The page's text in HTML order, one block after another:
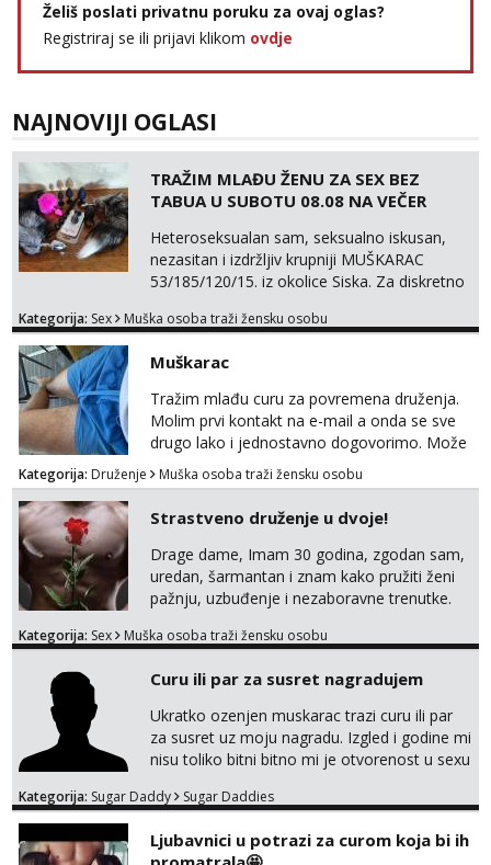
Želiš poslati privatnu poruku za ovaj oglas?
Registriraj se ili prijavi klikom ovdje
NAJNOVIJI OGLASI
TRAŽIM MLAĐU ŽENU ZA SEX BEZ
TABUA U SUBOTU 08.08 NA VEČER
Heteroseksualan sam, seksualno iskusan,
nezasitan i izdržljiv krupniji MUŠKARAC
53/185/120/15. iz okolice Siska. Za diskretno
VEČER u ZAGREBU tražim MLAĐU ŽENU bez
udaljenost konkretno zainteresiranu za SEKS
bez TABUA i KONDOMA upotpunjen SEKS
IGRAČKAMA od vibratora i umjetnih dilda do
analnih čepova raznih vel...
Kategorija: Sex Muška osoba traži žensku osobu
Muškarac
Tražim mlađu curu za povremena druženja.
Molim prvi kontakt na e-mail a onda se sve
drugo lako i jednostavno dogovorimo. Može
sve u krugu od 100 km oko Zagreba
Kategorija: Druženje Muška osoba traži žensku osobu
Strastveno druženje u dvoje!
Drage dame, Imam 30 godina, zgodan sam,
uredan, šarmantan i znam kako pružiti ženi
pažnju, uzbuđenje i nezaboravne trenutke.
snažnoj privlačnosti, strasti i noći ispunjenoj
Ako ti nedostaje dodir, poljupci, kemija i
muškarac koji će se potpuno posvetiti tvom
zadovoljstvu, možda smo upravo ono što
oboje t...
Kategorija: Sex Muška osoba traži žensku osobu
Curu ili par za susret nagradujem
Ukratko ozenjen muskarac trazi curu ili par
za susret uz moju nagradu. Izgled i godine mi
nisu toliko bitni bitno mi je otvorenost u sexu
jave na mail . Molim ako je moguce prvi mail
necete pozalit
Kategorija: Sugar Daddy Sugar Daddies
Ljubavnici u potrazi za curom koja bi ih